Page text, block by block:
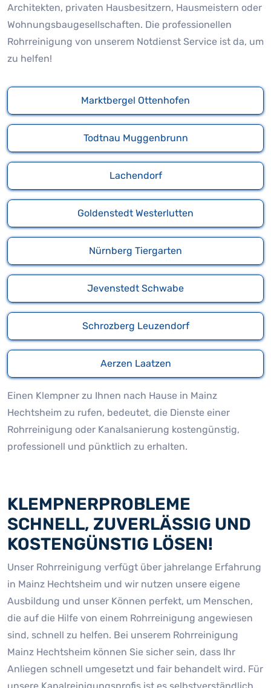
Architekten, privaten Hausbesitzern, Hausmeistern oder
Wohnungsbaugesellschaften. Die professionellen
Rohrreinigung von unserem Notdienst Service ist da, um
zu helfen!
Marktbergel Ottenhofen
Todtnau Muggenbrunn
Lachendorf
Goldenstedt Westerlutten
Nürnberg Tiergarten
Jevenstedt Schwabe
Schrozberg Leuzendorf
Aerzen Laatzen
Einen Klempner zu Ihnen nach Hause in Mainz
Hechtsheim zu rufen, bedeutet, die Dienste einer
Rohrreinigung oder Kanalsanierung kostengünstig,
professionell und pünktlich zu erhalten.
KLEMPNERPROBLEME
SCHNELL, ZUVERLÄSSIG UND
KOSTENGÜNSTIG LÖSEN!
Unser Rohrreinigung verfügt über jahrelange Erfahrung
in Mainz Hechtsheim und wir nutzen unsere eigene
Ausbildung und unser Können perfekt, um Menschen,
die auf die Hilfe von einem Rohrreinigung angewiesen
sind, schnell zu helfen. Bei unserem Rohrreinigung
Mainz Hechtsheim können Sie sicher sein, dass Ihr
Anliegen schnell umgesetzt und fair behandelt wird. Für